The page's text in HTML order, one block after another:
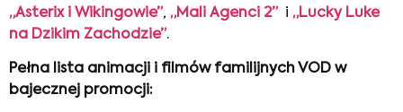
„Asterix i Wikingowie”, „Mali Agenci 2” i „Lucky Luke
na Dzikim Zachodzie”.
Pełna lista animacji i filmów familijnych VOD w
bajecznej promocji: